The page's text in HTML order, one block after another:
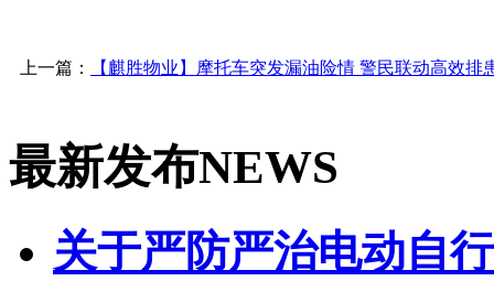
上一篇： 【麒胜物业】摩托车突发漏油险情 警民联动高效排
最新发布NEWS
关于严防严治电动自